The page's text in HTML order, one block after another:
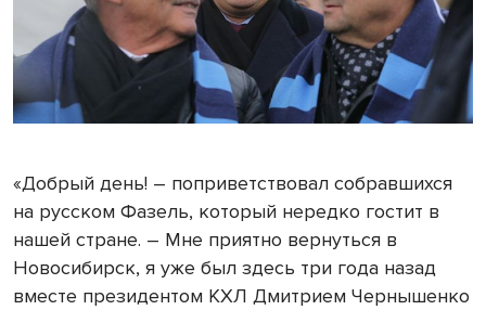
«Добрый день! – поприветствовал собравшихся
на русском Фазель, который нередко гостит в
нашей стране. – Мне приятно вернуться в
Новосибирск, я уже был здесь три года назад
вместе президентом КХЛ Дмитрием Чернышенко